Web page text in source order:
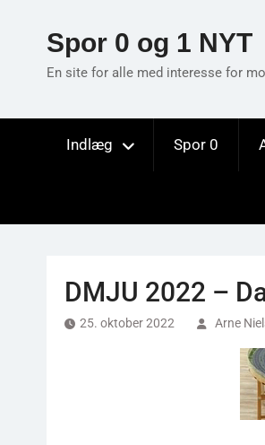
Spor 0 og 1 NYT
En site for alle med interesse for
Indlæg Spor 0
DMJU 2022 –
25. oktober 2022 Arne